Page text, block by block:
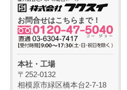
お問合せはこちらまで！
本社・工場
〒252-0132
相模原市緑区橋本台2-7-18